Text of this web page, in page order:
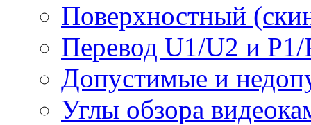
Поверхностный
Перевод U1/U2 и
Допустимые и
Углы обзора